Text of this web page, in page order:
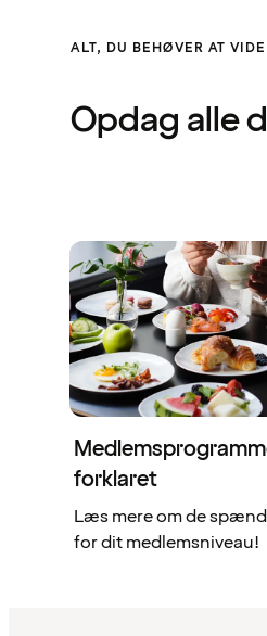
ALT, DU BEHØVER AT
Opdag alle
forklaret
Læs mere om de
for dit medlemsniveau!